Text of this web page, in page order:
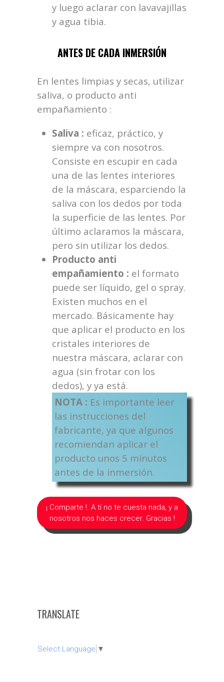
y luego aclarar con lavavajillas
y agua tibia.
ANTES DE CADA INMERSIÓN
En lentes limpias y secas, utilizar
saliva, o producto anti
empañamiento :
Saliva : eficaz, práctico, y
siempre va con nosotros.
Consiste en escupir en cada
una de las lentes interiores
de la máscara, esparciendo la
saliva con los dedos por toda
la superficie de las lentes. Por
último aclaramos la máscara,
pero sin utilizar los dedos.
Producto anti
empañamiento : el formato
puede ser líquido, gel o spray.
Existen muchos en el
mercado. Básicamente hay
que aplicar el producto en los
cristales interiores de
nuestra máscara, aclarar con
agua (sin frotar con los
dedos), y ya está.
NOTA : Es importante leer
las instrucciones del
fabricante, ya que algunos
recomiendan aplicar el
producto unos 5 minutos
antes de la inmersión.
¡ Comparte !. A tí no te cuesta nada, y a
nosotros nos haces crecer. Gracias !
TRANSLATE
Select Language ▼